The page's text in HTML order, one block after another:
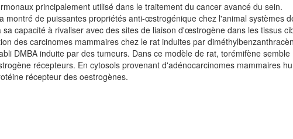
principalement utilisé dans le traitement du cancer avancé du sein.
montré de puissantes propriétés anti-œstrogénique chez l'animal systèmes
capacité à rivaliser avec des sites de liaison d'œstrogène dans les tissus
des carcinomes mammaires chez le rat induites par
DMBA induite par des tumeurs. Dans ce modèle de rat, torémifène semble
récepteurs. En cytosols provenant d'adénocarcinomes mammaires
récepteur des oestrogènes.